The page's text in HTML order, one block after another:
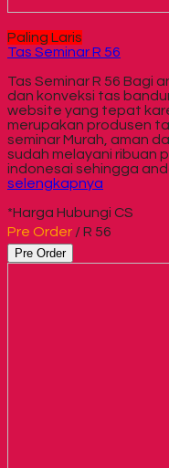
Paling Laris
Tas Seminar R 56
Tas Seminar R 56 Bagi
dan konveksi tas
website yang tepat
merupakan produsen
seminar Murah, aman
sudah melayani ribuan
indonesai sehingga
selengkapnya
*Harga Hubungi CS
Pre Order / R 56
Pre Order